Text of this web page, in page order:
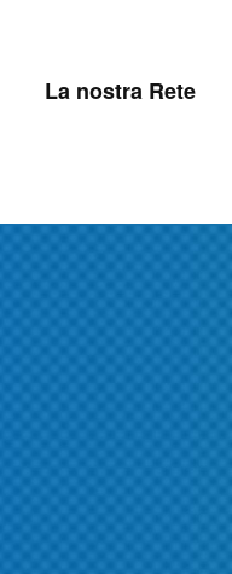
La nostra Rete